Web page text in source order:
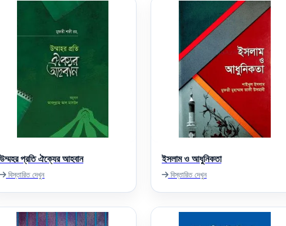
উম্মহর প্রতি ঐক্যের আহবান
বিস্তারিত দেখুন
ইসলাম ও আধুনিকতা
বিস্তারিত দেখুন